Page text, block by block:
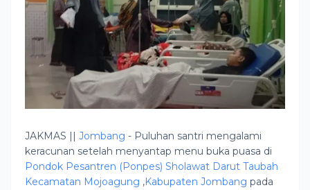
JAKMAS || Jombang - Puluhan santri mengalami
keracunan setelah menyantap menu buka puasa di
Pondok Pesantren (Ponpes) Sholawat Darut Taubah
Kecamatan Mojoagung ,Kabupaten Jombang pada